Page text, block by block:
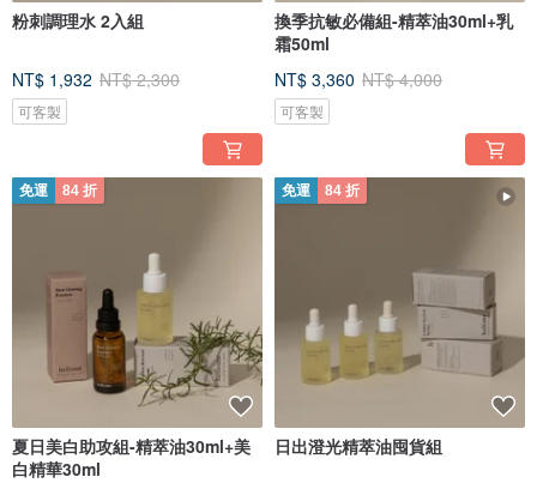
粉刺調理水 2入組
NT$ 1,932 NT$ 2,300
可客製
換季抗敏必備組-精萃油30ml+乳
霜50ml
NT$ 3,360 NT$ 4,000
可客製
免運 84 折
夏日美白助攻組-精萃油30ml+美
白精華30ml
免運 84 折
日出澄光精萃油囤貨組